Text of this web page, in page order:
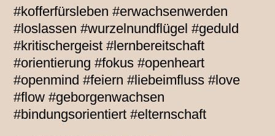
#kofferfürsleben #erwachsenwerden
#loslassen #wurzelnundflügel #geduld
#kritischergeist #lernbereitschaft
#orientierung #fokus #openheart
#openmind #feiern #liebeimfluss #love
#flow #geborgenwachsen
#bindungsorientiert #elternschaft